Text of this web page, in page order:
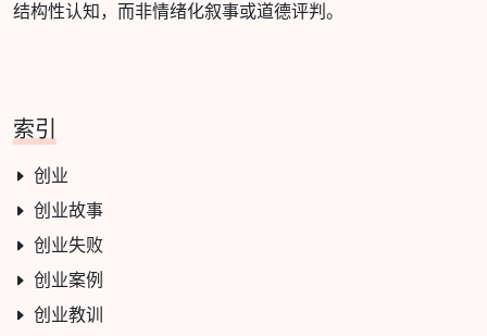
结构性认知，而非情绪化叙事或道德评判。
索引
创业
创业故事
创业失败
创业案例
创业教训